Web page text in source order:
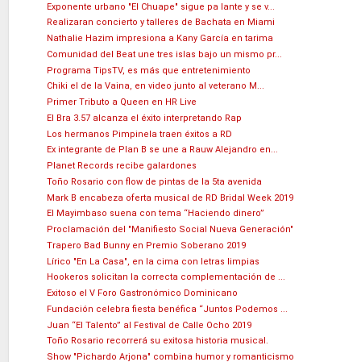
Exponente urbano "El Chuape" sigue pa lante y se v...
Realizaran concierto y talleres de Bachata en Miami
Nathalie Hazim impresiona a Kany García en tarima
Comunidad del Beat une tres islas bajo un mismo pr...
Programa TipsTV, es más que entretenimiento
Chiki el de la Vaina, en video junto al veterano M...
Primer Tributo a Queen en HR Live
El Bra 3.57 alcanza el éxito interpretando Rap
Los hermanos Pimpinela traen éxitos a RD
Ex integrante de Plan B se une a Rauw Alejandro en...
Planet Records recibe galardones
Toño Rosario con flow de pintas de la 5ta avenida
Mark B encabeza oferta musical de RD Bridal Week 2019
El Mayimbaso suena con tema “Haciendo dinero”
Proclamación del "Manifiesto Social Nueva Generación"
Trapero Bad Bunny en Premio Soberano 2019
Lírico "En La Casa", en la cima con letras limpias
Hookeros solicitan la correcta complementación de ...
Exitoso el V Foro Gastronómico Dominicano
Fundación celebra fiesta benéfica “Juntos Podemos ...
Juan “El Talento” al Festival de Calle Ocho 2019
Toño Rosario recorrerá su exitosa historia musical.
Show "Pichardo Arjona" combina humor y romanticismo